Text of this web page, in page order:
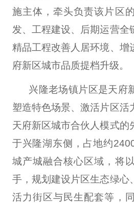
施主体，牵头负责该片区
发、工程建设、后期运营全
精品工程改善人居环境、增
府新区城市品质提档升级。
兴隆老场镇片区是天府新
塑造特色场景、激活片区活
天府新区城市合伙人模式的
于兴隆湖东侧，占地约
城产城融合核心区域，将
手，规划建设片区生态绿心
活力街区与民生配套等，